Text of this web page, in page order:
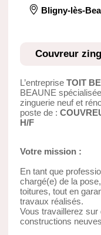
Bligny-lès-
Couvreur
L’entreprise TOIT
BEAUNE
zinguerie neuf et
poste de :
H/F
Votre mission :
En tant que
chargé(e) de la
toitures, tout en
travaux réalisés.
Vous travaillerez
constructions